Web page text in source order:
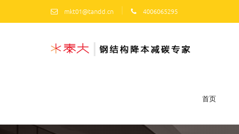
mkt01@tandd.cn 4006065295
首页